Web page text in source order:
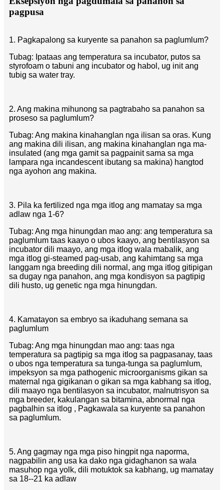
pagpusa
1. Pagkapalong sa kuryente sa panahon sa paglumlum?
Tubag: Ipataas ang temperatura sa incubator, putos sa
styrofoam o tabuni ang incubator og habol, ug init ang
tubig sa water tray.
2. Ang makina mihunong sa pagtrabaho sa panahon sa
proseso sa paglumlum?
Tubag: Ang makina kinahanglan nga ilisan sa oras. Kung
ang makina dili ilisan, ang makina kinahanglan nga ma-
insulated (ang mga gamit sa pagpainit sama sa mga
lampara nga incandescent ibutang sa makina) hangtod
nga ayohon ang makina.
3. Pila ka fertilized nga mga itlog ang mamatay sa mga
adlaw nga 1-6?
Tubag: Ang mga hinungdan mao ang: ang temperatura sa
paglumlum taas kaayo o ubos kaayo, ang bentilasyon sa
incubator dili maayo, ang mga itlog wala mabalik, ang
mga itlog gi-steamed pag-usab, ang kahimtang sa mga
langgam nga breeding dili normal, ang mga itlog gitipigan
sa dugay nga panahon, ang mga kondisyon sa pagtipig
dili husto, ug genetic nga mga hinungdan.
4. Kamatayon sa embryo sa ikaduhang semana sa
paglumlum
Tubag: Ang mga hinungdan mao ang: taas nga
temperatura sa pagtipig sa mga itlog sa pagpasanay, taas
o ubos nga temperatura sa tunga-tunga sa paglumlum,
impeksyon sa mga pathogenic microorganisms gikan sa
maternal nga gigikanan o gikan sa mga kabhang sa itlog,
dili maayo nga bentilasyon sa incubator, malnutrisyon sa
mga breeder, kakulangan sa bitamina, abnormal nga
pagbalhin sa itlog , Pagkawala sa kuryente sa panahon
sa paglumlum.
5. Ang gagmay nga mga piso hingpit nga naporma,
nagpabilin ang usa ka dako nga gidaghanon sa wala
masuhop nga yolk, dili motuktok sa kabhang, ug mamatay
sa 18--21 ka adlaw